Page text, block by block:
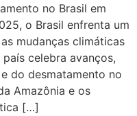
no Brasil em
o Brasil enfrenta um
mudanças climáticas
celebra avanços,
do desmatamento no
Amazônia e os
[…]